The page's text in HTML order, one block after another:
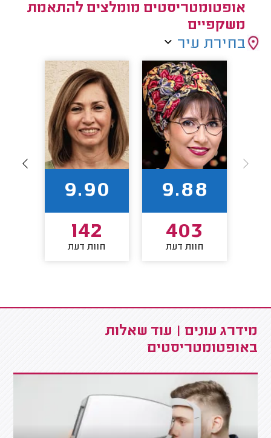
אופטומטריסטים מומלצים להתאמת
משקפיים
בחירת עיר
9.88
403
חוות דעת
9.90
142
חוות דעת
מידרג עונים | עוד שאלות
באופטומטריסטים